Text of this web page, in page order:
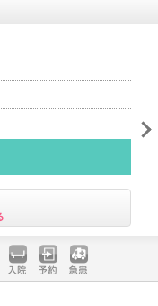
入院 予約 急患